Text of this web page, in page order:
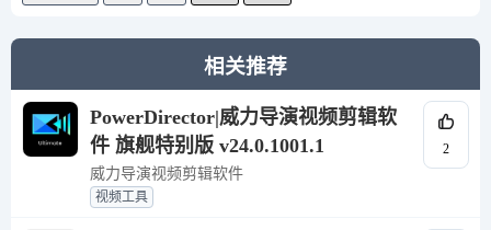
相关推荐
PowerDirector|威力导演视频剪辑软
件 旗舰特别版 v24.0.1001.1
威力导演视频剪辑软件
视频工具
2